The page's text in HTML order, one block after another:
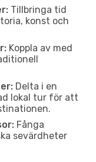
Tillbringa tid
konst och
Koppla av med
Delta i en
lokal tur för att
Fånga
sevärdheter